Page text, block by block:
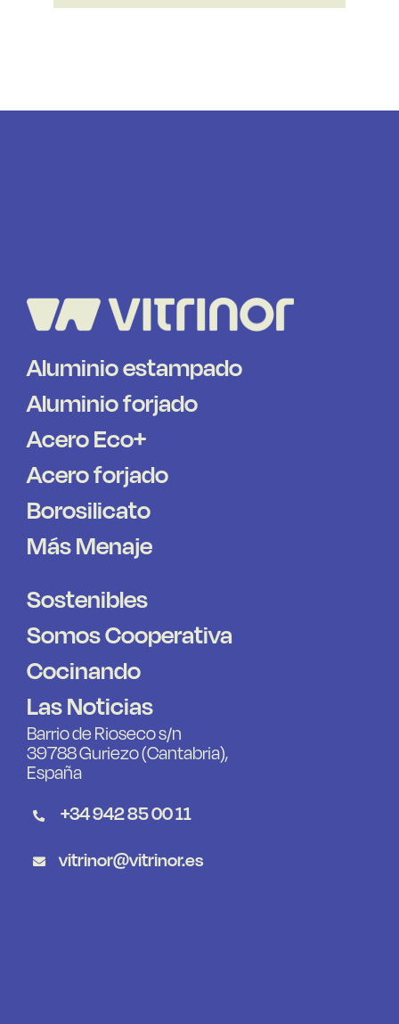
Aluminio estampado
Aluminio forjado
Acero Eco+
Acero forjado
Borosilicato
Más Menaje
Sostenibles
Somos Cooperativa
Cocinando
Las Noticias
Barrio de Rioseco s/n
39788 Guriezo (Cantabria),
España
+34 942 85 00 11
vitrinor@vitrinor.es